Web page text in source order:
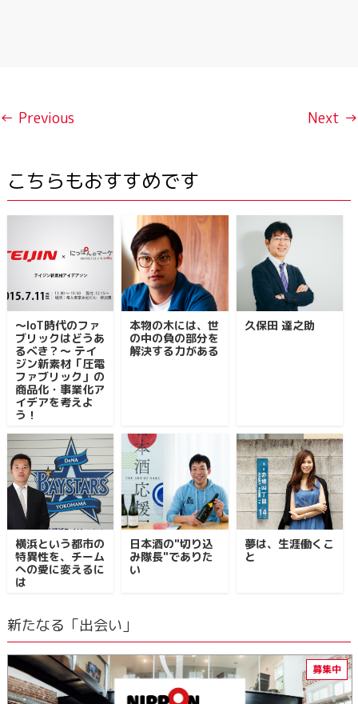
← Previous Next →
こちらもおすすめです
〜IoT時代のファ
ブリックはどうあ
るべき？〜 テイ
ジン新素材「圧電
ファブリック」の
商品化・事業化ア
イデアを考えよ
う！
本物の木には、世
の中の負の部分を
解決する力がある
久保田 達之助
横浜という都市の
特異性を、チーム
への愛に変えるに
は
日本酒の"切り込
み隊長"でありた
い
夢は、生涯働くこ
と
新たなる「出会い」